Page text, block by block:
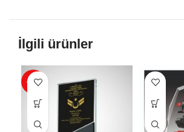
İlgili ürünler
-11%